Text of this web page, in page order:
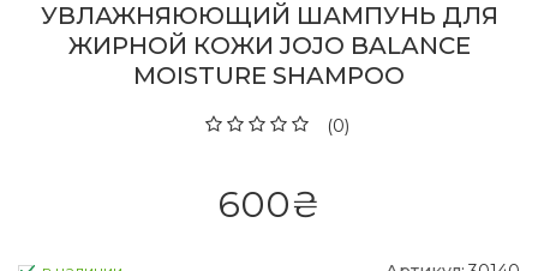
УВЛАЖНЯЮЮЩИЙ ШАМПУНЬ ДЛЯ
ЖИРНОЙ КОЖИ JOJO BALANCE
MOISTURE SHAMPOO
(0)
600₴